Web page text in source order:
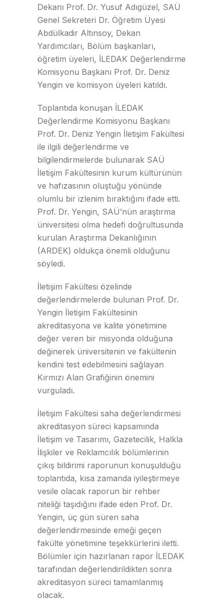
Dekanı Prof. Dr. Yusuf Adıgüzel, SAÜ
Genel Sekreteri Dr. Öğretim Üyesi
Abdülkadir Altınsoy, Dekan
Yardımcıları, Bölüm başkanları,
öğretim üyeleri, İLEDAK Değerlendirme
Komisyonu Başkanı Prof. Dr. Deniz
Yengin ve komisyon üyeleri katıldı.
Toplantıda konuşan İLEDAK
Değerlendirme Komisyonu Başkanı
Prof. Dr. Deniz Yengin İletişim Fakültesi
ile ilgili değerlendirme ve
bilgilendirmelerde bulunarak SAÜ
İletişim Fakültesinin kurum kültürünün
ve hafızasının oluştuğu yönünde
olumlu bir izlenim bıraktığını ifade etti.
Prof. Dr. Yengin, SAÜ’nün araştırma
üniversitesi olma hedefi doğrultusunda
kurulan Araştırma Dekanlığının
(ARDEK) oldukça önemli olduğunu
söyledi.
İletişim Fakültesi özelinde
değerlendirmelerde bulunan Prof. Dr.
Yengin İletişim Fakültesinin
akreditasyona ve kalite yönetimine
değer veren bir misyonda olduğuna
değinerek üniversitenin ve fakültenin
kendini test edebilmesini sağlayan
Kırmızı Alan Grafiğinin önemini
vurguladı.
İletişim Fakültesi saha değerlendirmesi
akreditasyon süreci kapsamında
İletişim ve Tasarımı, Gazetecilik, Halkla
İlişkiler ve Reklamcılık bölümlerinin
çıkış bildirimi raporunun konuşulduğu
toplantıda, kısa zamanda iyileştirmeye
vesile olacak raporun bir rehber
niteliği taşıdığını ifade eden Prof. Dr.
Yengin, üç gün süren saha
değerlendirmesinde emeği geçen
fakülte yönetimine teşekkürlerini iletti.
Bölümler için hazırlanan rapor İLEDAK
tarafından değerlendirildikten sonra
akreditasyon süreci tamamlanmış
olacak.